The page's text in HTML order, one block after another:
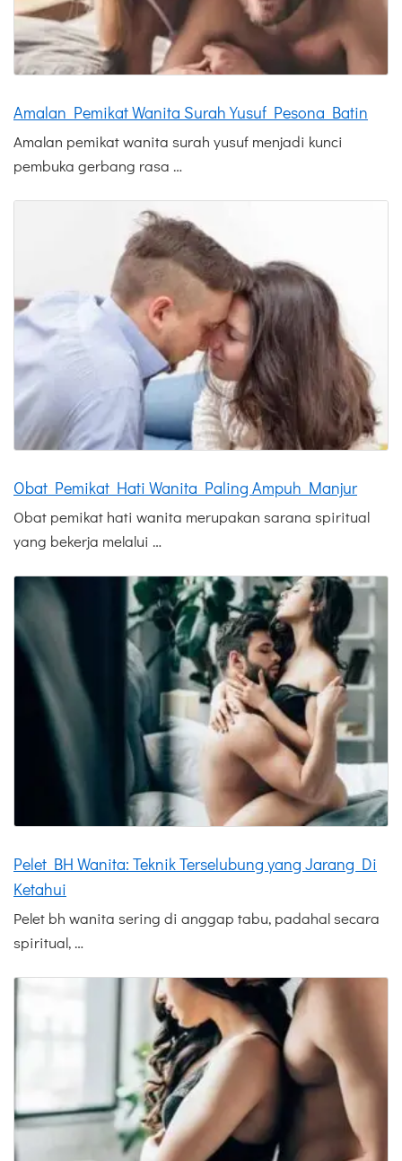
Amalan Pemikat Wanita Surah Yusuf Pesona Batin
Amalan pemikat wanita surah yusuf menjadi kunci
pembuka gerbang rasa …
Obat Pemikat Hati Wanita Paling Ampuh Manjur
Obat pemikat hati wanita merupakan sarana spiritual
yang bekerja melalui …
Pelet BH Wanita: Teknik Terselubung yang Jarang Di
Ketahui
Pelet bh wanita sering di anggap tabu, padahal secara
spiritual, …